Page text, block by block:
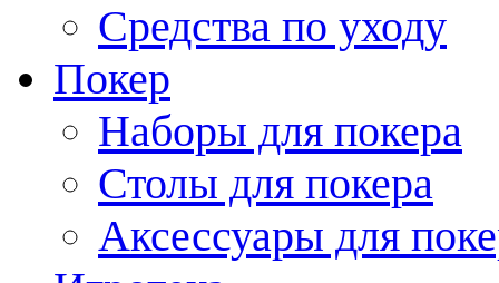
Средства по уходу
Покер
Наборы для покера
Столы для покера
Аксессуары для